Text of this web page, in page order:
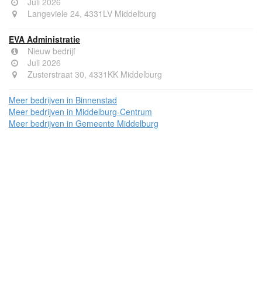
Langeviele 24, 4331LV Middelburg
EVA Administratie
Nieuw bedrijf
Juli 2026
Zusterstraat 30, 4331KK Middelburg
Meer bedrijven in Binnenstad
Meer bedrijven in Middelburg-Centrum
Meer bedrijven in Gemeente Middelburg